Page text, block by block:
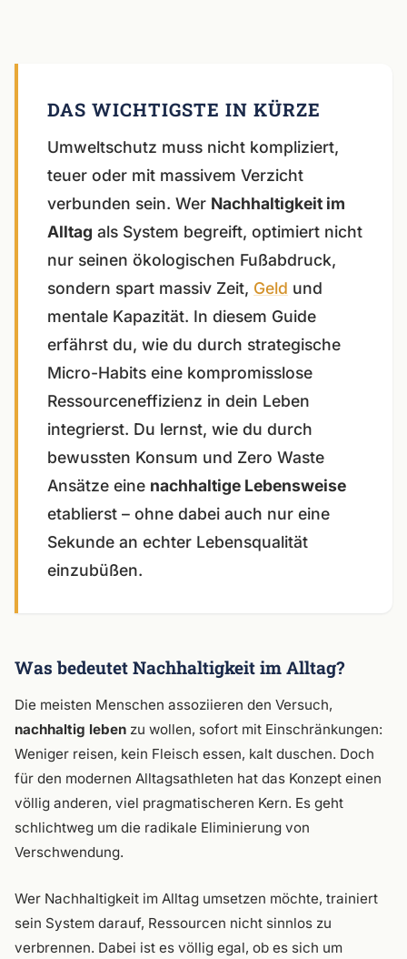
Umweltschutz muss nicht kompliziert,
teuer oder mit massivem Verzicht
verbunden sein. Wer Nachhaltigkeit im
Alltag als System begreift, optimiert nicht
nur seinen ökologischen Fußabdruck,
sondern spart massiv Zeit, Geld und
mentale Kapazität. In diesem Guide
erfährst du, wie du durch strategische
Micro-Habits eine kompromisslose
Ressourceneffizienz in dein Leben
integrierst. Du lernst, wie du durch
bewussten Konsum und Zero Waste
Ansätze eine nachhaltige Lebensweise
etablierst – ohne dabei auch nur eine
Sekunde an echter Lebensqualität
einzubüßen.
Was bedeutet Nachhaltigkeit im Alltag?
Die meisten Menschen assoziieren den Versuch,
nachhaltig leben zu wollen, sofort mit Einschränkungen:
Weniger reisen, kein Fleisch essen, kalt duschen. Doch
für den modernen Alltagsathleten hat das Konzept einen
völlig anderen, viel pragmatischeren Kern. Es geht
schlichtweg um die radikale Eliminierung von
Verschwendung.
Wer Nachhaltigkeit im Alltag umsetzen möchte, trainiert
sein System darauf, Ressourcen nicht sinnlos zu
verbrennen. Dabei ist es völlig egal, ob es sich um